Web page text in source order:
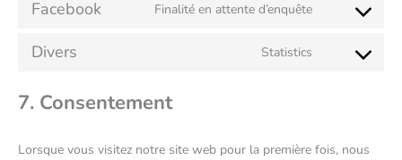
Facebook Finalité en attente d’enquête
Divers Statistics
7. Consentement
Lorsque vous visitez notre site web pour la première fois, nous